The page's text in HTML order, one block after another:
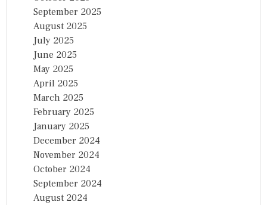
September 2025
August 2025
July 2025
June 2025
May 2025
April 2025
March 2025
February 2025
January 2025
December 2024
November 2024
October 2024
September 2024
August 2024